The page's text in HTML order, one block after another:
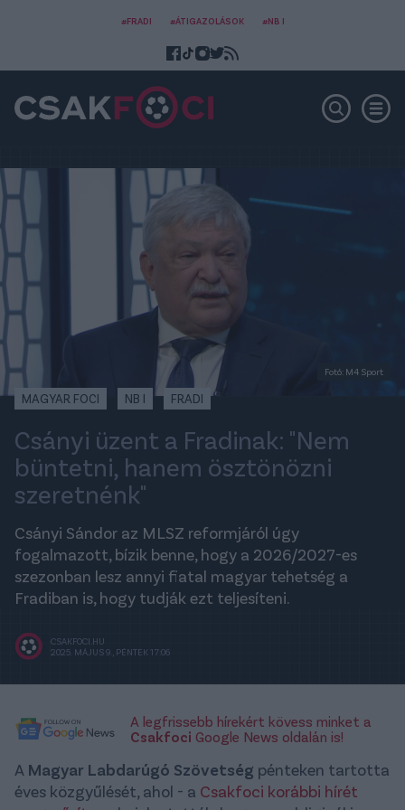
#FRADI #ÁTIGAZOLÁSOK #NB I
Fotó: M4 Sport
MAGYAR FOCI NB I FRADI
Csányi üzent a Fradinak: "Nem
büntetni, hanem ösztönözni
szeretnénk"
Csányi Sándor az MLSZ reformjáról úgy
fogalmazott, bízik benne, hogy a 2026/2027-es
szezonban lesz annyi fiatal magyar tehetség a
Fradiban is, hogy tudják ezt teljesíteni.
CSAKFOCI.HU
2025. MÁJUS 9., PÉNTEK 17:06
A legfrissebb hírekért kövess minket a
Csakfoci Google News oldalán is!
A Magyar Labdarúgó Szövetség pénteken tartotta
éves közgyűlését, ahol - a Csakfoci korábbi hírét